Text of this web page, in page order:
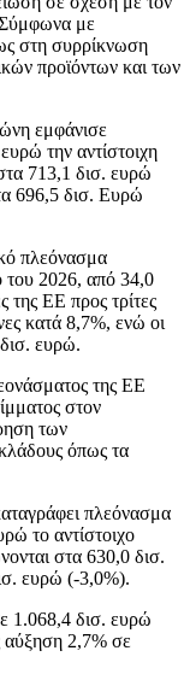
με
στη συρρίκνωση
προϊόντων και των
εμφάνισε
την αντίστοιχη
713,1 δισ. ευρώ
696,5 δισ. Ευρώ
πλεόνασμα
του 2026, από 34,0
ΕΕ προς τρίτες
κατά 8,7%, ενώ οι
ευρώ.
της ΕΕ
στον
των
όπως τα
πλεόνασμα
το αντίστοιχο
στα 630,0 δισ.
ευρώ (-3,0%).
1.068,4 δισ. ευρώ
αύξηση 2,7% σε